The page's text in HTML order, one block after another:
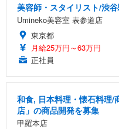
美容師・スタイリスト/渋
Umineko美容室 表参道店
東京都
月給25万円～63万円
正社員
和食, 日本料理・懐石料理/
店」の商品開発を募集
甲羅本店